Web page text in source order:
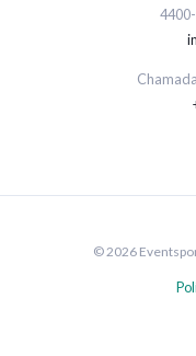
© 2026